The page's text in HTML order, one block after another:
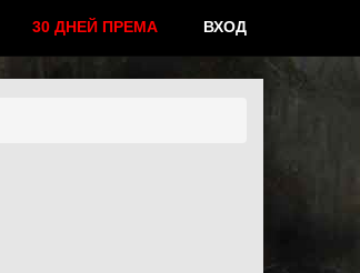
30 ДНЕЙ ПРЕМА ВХОД